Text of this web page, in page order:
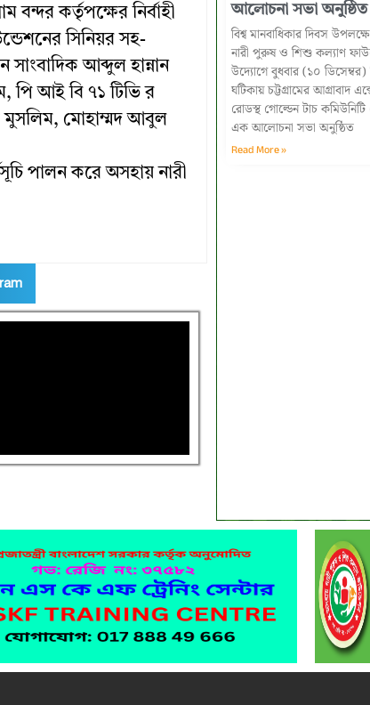
বন্দর কর্তৃপক্ষের নির্বাহী
সিনিয়র সহ-
আব্দুল হান্নান
পি আই বি ৭১ টিভি র
মুসলিম, মোহাম্মদ আবুল
পালন করে অসহায় নারী
আলোচনা সভা অনুষ্ঠিত
বিশ্ব মানবাধিকার দিবস
নারী পুরুষ ও শিশু কল্যাণ
উদ্যোগে বুধবার (১০
ঘটিকায় চট্টগ্রামের আগ্রাবাদ
রোডস্থ গোল্ডেন টাচ কমিউনিটি
এক আলোচনা সভা অনুষ্ঠিত
Read More »